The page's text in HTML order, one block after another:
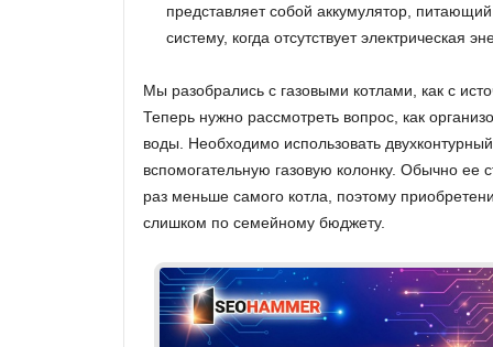
представляет собой аккумулятор,
систему, когда отсутствует электрическая
Мы разобрались с газовыми котлами, как с
Теперь нужно рассмотреть вопрос, как
воды. Необходимо использовать
вспомогательную газовую колонку. Обычно ее
раз меньше самого котла, поэтому
слишком по семейному бюджету.